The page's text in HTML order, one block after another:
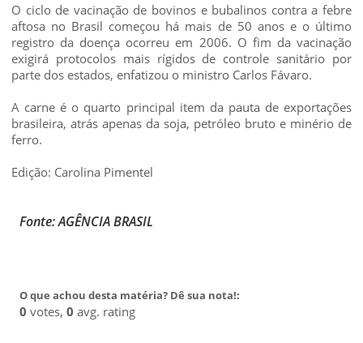
O ciclo de vacinação de bovinos e bubalinos contra a febre
aftosa no Brasil começou há mais de 50 anos e o último
registro da doença ocorreu em 2006. O fim da vacinação
exigirá protocolos mais rígidos de controle sanitário por
parte dos estados, enfatizou o ministro Carlos Fávaro.
A carne é o quarto principal item da pauta de exportações
brasileira, atrás apenas da soja, petróleo bruto e minério de
ferro.
Edição: Carolina Pimentel
Fonte: AGÊNCIA BRASIL
O que achou desta matéria? Dê sua nota!:
0 votes, 0 avg. rating